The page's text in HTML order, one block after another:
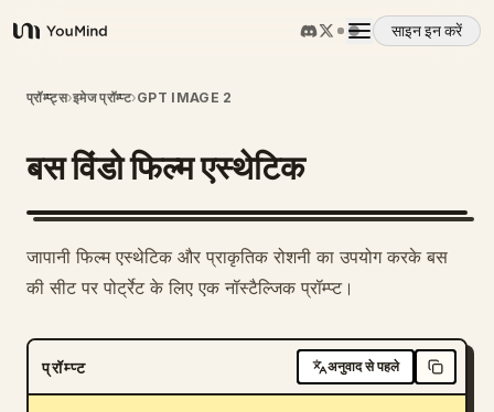
YouMind
साइन इन करें
अवलोकन
उपयोग के मामले
मूल्य निर्धारण
प्रॉम्प्ट्स›इमेज प्रॉम्प्ट›GPT IMAGE 2
बस विंडो फिल्म एस्थेटिक
जापानी फिल्म एस्थेटिक और प्राकृतिक रोशनी का उपयोग करके बस
की सीट पर पोर्ट्रेट के लिए एक नॉस्टैल्जिक प्रॉम्प्ट।
प्रॉम्प्ट अनुवाद से पहले